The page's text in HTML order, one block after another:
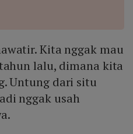
Kita nggak mau
lalu, dimana kita
Untung dari situ
nggak usah